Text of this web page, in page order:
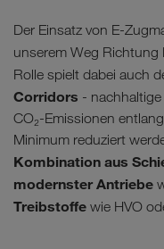
Der Einsatz von E-
unserem Weg Richtung
Rolle spielt dabei auch
Corridors -
CO₂-Emissionen
Minimum reduziert
Kombination aus
modernster Antriebe
Treibstoffe wie HVO